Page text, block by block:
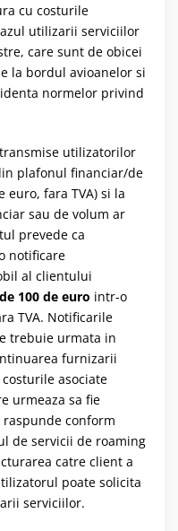
cu costurile
utilizarii serviciilor
care sunt de obicei
la bordul avioanelor si
normelor privind
utilizatorilor
plafonul financiar/de
fara TVA) si la
sau de volum ar
prevede ca
notificare
al clientului
100 de euro intr-o
TVA. Notificarile
trebuie urmata in
furnizarii
asociate
urmeaza sa fie
conform
de servicii de roaming
catre client a
poate solicita
serviciilor.